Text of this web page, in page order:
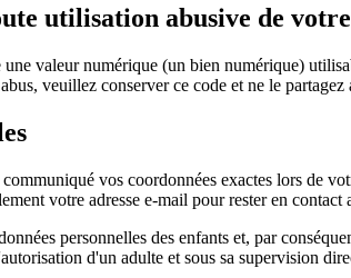
utilisation abusive de
valeur numérique (un bien numérique)
veuillez conserver ce code et ne le partagez
vos coordonnées exactes lors de
votre adresse e-mail pour rester en
personnelles des enfants et, par
d'un adulte et sous sa supervision